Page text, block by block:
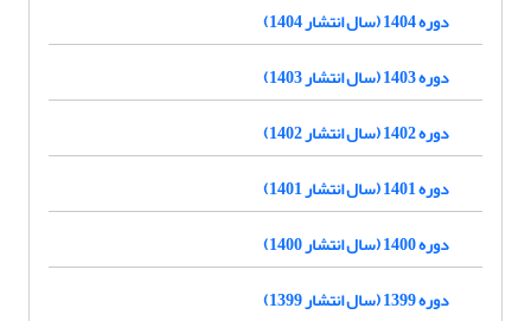
دوره 1404 (سال انتشار 1404)
دوره 1403 (سال انتشار 1403)
دوره 1402 (سال انتشار 1402)
دوره 1401 (سال انتشار 1401)
دوره 1400 (سال انتشار 1400)
دوره 1399 (سال انتشار 1399)